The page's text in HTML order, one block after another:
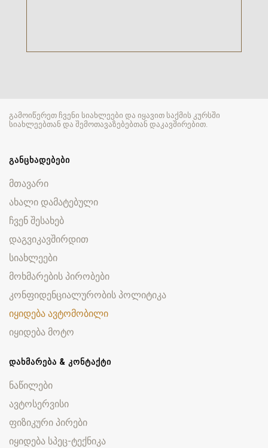
გამოიწერეთ ჩვენი სიახლეები და იყავით საქმის კურსში
სიახლეებთან და შემოთავაზებებთან დაკავშირებით.
ᲒᲐᲜᲪᲮᲐᲓᲔᲑᲔᲑᲘ
მთავარი
ახალი დამატებული
ჩვენ შესახებ
დაგვიკავშირდით
სიახლეები
მოხმარების პირობები
კონფიდენციალურობის პოლიტიკა
იყიდება ავტომობილი
იყიდება მოტო
ᲓᲐᲮᲛᲐᲠᲔᲑᲐ & ᲙᲝᲜᲢᲐᲥᲢᲘ
ნაწილები
ავტოსერვისი
ფიზიკური პირები
იყიდება სპეც-ტექნიკა